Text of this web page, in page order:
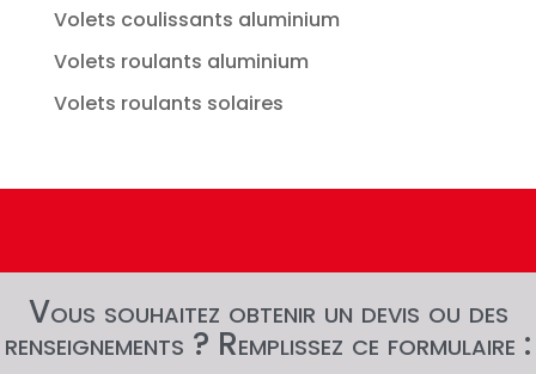
Volets coulissants aluminium
Volets roulants aluminium
Volets roulants solaires
Vous souhaitez obtenir un devis ou des
renseignements ? Remplissez ce formulaire :